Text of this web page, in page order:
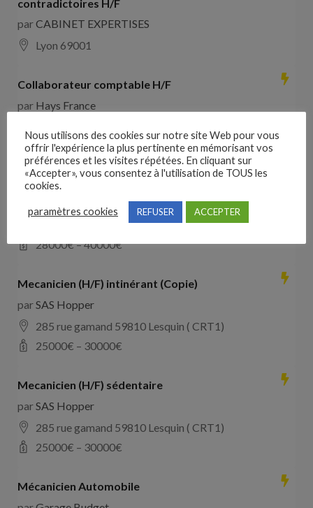
contradictoires H/F
parCABINET EXPERTISES
Lyon 69001
Collaborateur comptable H/F
par Hays France
Comducteur poids lourd avec expérience dans les
travaux publics
les landes de cassentin RD910
28000€ –40000€
Mecanicien (H/F) intinérant (Copie)
parSAS Hopper
285 rue gamand 59810 Lesquin ( CRT1)
25000€ – 30000€
Mecanicien (H/F) sédentaire
parSAS Hopper
285 rue gamand 59810 Lesquin ( CRT1)
25000€ – 30000€
Mécanicien Automobile
Nous utilisons des cookies sur notre site Web pour vous
offrir l'expérience la plus pertinente en mémorisant vos
préférences et les visites répétées. En cliquant sur
«Accepter», vous consentez à l'utilisation de TOUS les
cookies.
paramètres cookies REFUSER ACCEPTER